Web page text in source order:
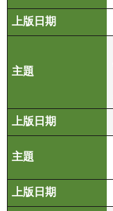
民
服
務
皮
政
府
公
資